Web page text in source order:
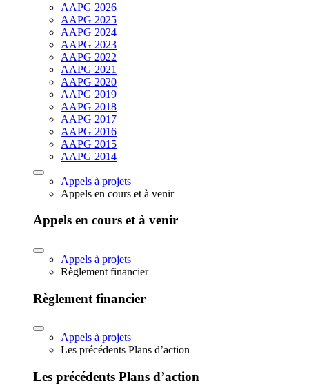
AAPG 2026
AAPG 2025
AAPG 2024
AAPG 2023
AAPG 2022
AAPG 2021
AAPG 2020
AAPG 2019
AAPG 2018
AAPG 2017
AAPG 2016
AAPG 2015
AAPG 2014
Appels à projets
Appels en cours et à venir
Appels en cours et à venir
Appels à projets
Règlement financier
Règlement financier
Appels à projets
Les précédents Plans d’action
Les précédents Plans d’action